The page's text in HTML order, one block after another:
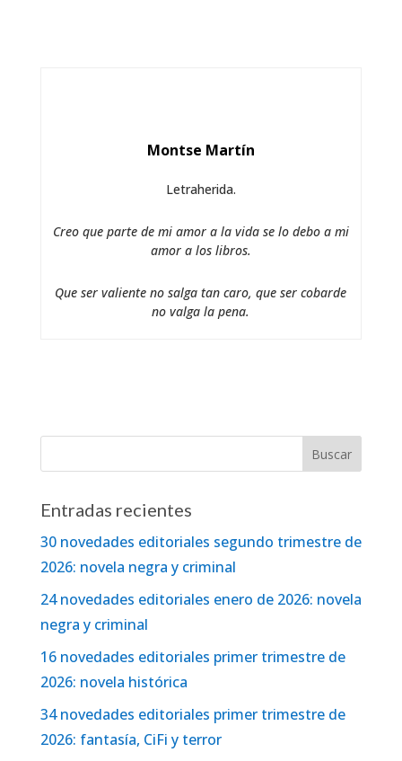
Montse Martín
Letraherida.
Creo que parte de mi amor a la vida se lo debo a mi
amor a los libros.
Que ser valiente no salga tan caro, que ser cobarde
no valga la pena.
Entradas recientes
30 novedades editoriales segundo trimestre de
2026: novela negra y criminal
24 novedades editoriales enero de 2026: novela
negra y criminal
16 novedades editoriales primer trimestre de
2026: novela histórica
34 novedades editoriales primer trimestre de
2026: fantasía, CiFi y terror